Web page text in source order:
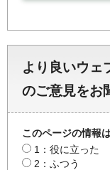
より良いウェ
のご意見をお
このページの情報
1：役に立った
2：ふつう